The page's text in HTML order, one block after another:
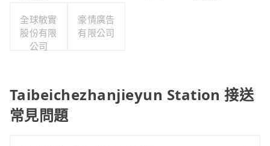
全球敏實
股份有限
公司
豪情廣告
有限公司
Taibeichezhanjieyun Station 接送
常見問題